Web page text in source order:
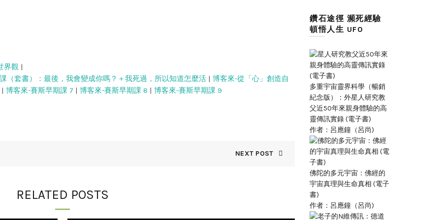
界觀 |
（套書）：最後，我會變成你嗎？＋我死過，所以知道怎麼活 | 博客來-從「心」創造自
| 博客來-賽斯早期課 7 | 博客來-賽斯早期課 8 | 博客來-賽斯早期課 9
NEXT POST
RELATED POSTS
鑽石途徑 瀕死經驗
頓悟人生 UFO
多重宇宙靈界科學（暢銷
紀念版）：外星人研究教
父近50年來親身體驗的高
靈傳訊實錄 (電子書)
作者：呂應鐘（呂尚)
佛陀的多元宇宙：佛經的
宇宙真理與生命真相 (電子
書)
作者：呂應鐘（呂尚)